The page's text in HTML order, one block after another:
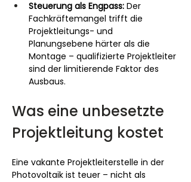
Steuerung als Engpass: Der
Fachkräftemangel trifft die
Projektleitungs- und
Planungsebene härter als die
Montage – qualifizierte Projektleiter
sind der limitierende Faktor des
Ausbaus.
Was eine unbesetzte
Projektleitung kostet
Eine vakante Projektleiterstelle in der
Photovoltaik ist teuer – nicht als